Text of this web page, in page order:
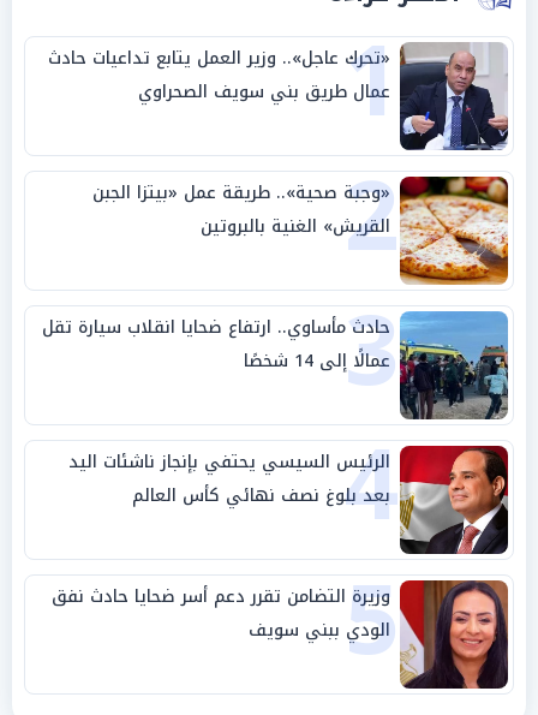
1
«تحرك عاجل».. وزير العمل يتابع تداعيات حادث
عمال طريق بني سويف الصحراوي
2
«وجبة صحية».. طريقة عمل «بيتزا الجبن
القريش» الغنية بالبروتين
3
حادث مأساوي.. ارتفاع ضحايا انقلاب سيارة تقل
عمالًا إلى 14 شخصًا
4
الرئيس السيسي يحتفي بإنجاز ناشئات اليد
بعد بلوغ نصف نهائي كأس العالم
5
وزيرة التضامن تقرر دعم أسر ضحايا حادث نفق
الودي ببني سويف